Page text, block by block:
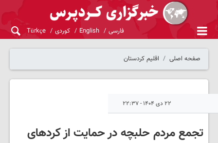
فارسی English کوردی Türkçe
صفحه اصلی اقلیم کردستان
۲۲ دی ۱۴۰۴ - ۲۲:۳۷
تجمع مردم حلبچه در حمایت از کردهای